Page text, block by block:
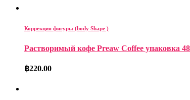
Коррекция фигуры (body Shape )
Растворимый кофе Preaw Coffee упаковка
฿220.00